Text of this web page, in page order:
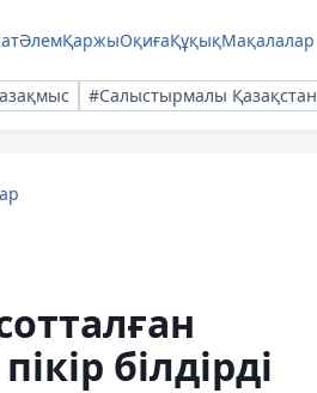
ӘлемҚаржыОқиғаҚұқықМақалалар
#Салыстырмалы Қазақстан
білдірді